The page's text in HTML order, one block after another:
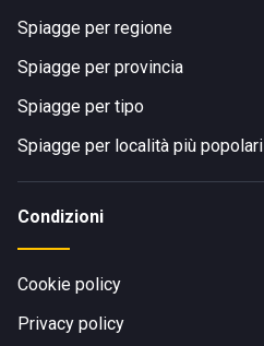
Spiagge per regione
Spiagge per provincia
Spiagge per tipo
Spiagge per località più popolari
Condizioni
Cookie policy
Privacy policy